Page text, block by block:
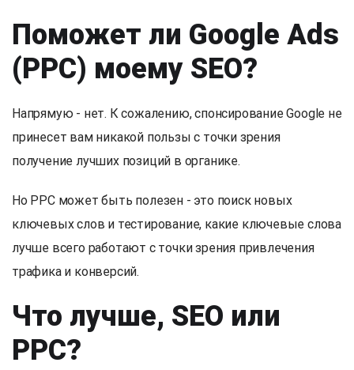
Поможет ли Google Ads
(PPC) моему SEO?
Напрямую - нет. К сожалению, спонсирование Google не
принесет вам никакой пользы с точки зрения
получение лучших позиций в органике.
Но PPC может быть полезен - это поиск новых
ключевых слов и тестирование, какие ключевые слова
лучше всего работают с точки зрения привлечения
трафика и конверсий.
Что лучше, SEO или
PPC?